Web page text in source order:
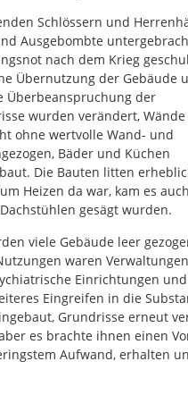
Schlössern und
Ausgebombte
nach dem Krieg
Übernutzung der Gebäude
Überbeanspruchung der
wurden verändert,
ohne wertvolle Wand- und
Bäder und Küchen
Die Bauten litten
Heizen da war, kam es
gesägt wurden.
viele Gebäude leer
waren
Einrichtungen
Eingreifen in die
Grundrisse erneut
es brachte ihnen einen
Aufwand, erhalten